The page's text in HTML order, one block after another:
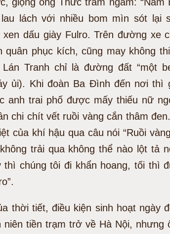
lách với nhiều bom mìn sót lại
dấu giày Fulro. Trên đường xe
quân phục kích, cũng may không
Tranh chỉ là đường đất “một
ủi). Khi đoàn Ba Đình đến nơi thì
anh trai phố được mấy thiếu nữ
chi chít vết ruồi vàng cắn thâm
của khí hậu qua câu nói “Ruồi
trải qua không thể nào lột tả
thì chúng tôi đi khẩn hoang, tối thì
thời tiết, điều kiện sinh hoạt ngày
niên tiền trạm trở về Hà Nội, nhưng